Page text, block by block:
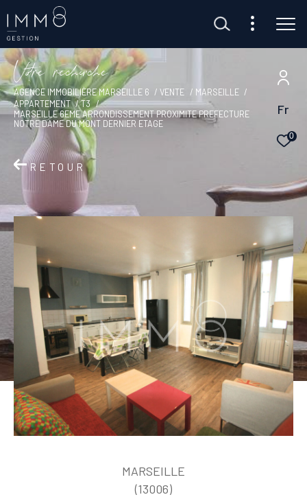
Fr
0
Client Transaction
Client Gestion
Vore recece
AGENCE IMMOBILIÈRE MARSEILLE 6 VENTE
MARSEILLE
APPARTEMENT
T3
MARSEILLE 6EME ARRONDISSEMENT PROXIMITE PREFECTURE
NOTRE DAME DU MONT DERNIER ETAGE
RETOUR
MARSEILLE
(13006)